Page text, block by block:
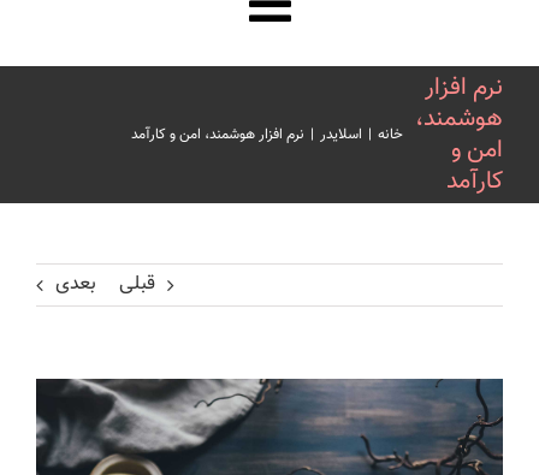
Toggle
Navigation
مقررات ترجمه رسمی و تاییدات
فیلم های آموزشی
درباره ما
تماس با ما
نرم افزار
هوشمند،
امن و
کارآمد
خانه | اسلایدر | نرم افزار هوشمند، امن و کارآمد
قبلی بعدی
مشاهده
تصویر
بزرگتر